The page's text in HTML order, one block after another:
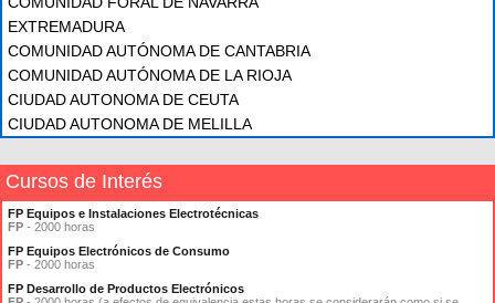
EXTREMADURA
COMUNIDAD AUTÓNOMA DE CANTABRIA
COMUNIDAD AUTÓNOMA DE LA RIOJA
CIUDAD AUTONOMA DE CEUTA
CIUDAD AUTONOMA DE MELILLA
Cursos de Interés
FP Equipos e Instalaciones Electrotécnicas
FP - 2000 horas
FP Equipos Electrónicos de Consumo
FP - 2000 horas
FP Desarrollo de Productos Electrónicos